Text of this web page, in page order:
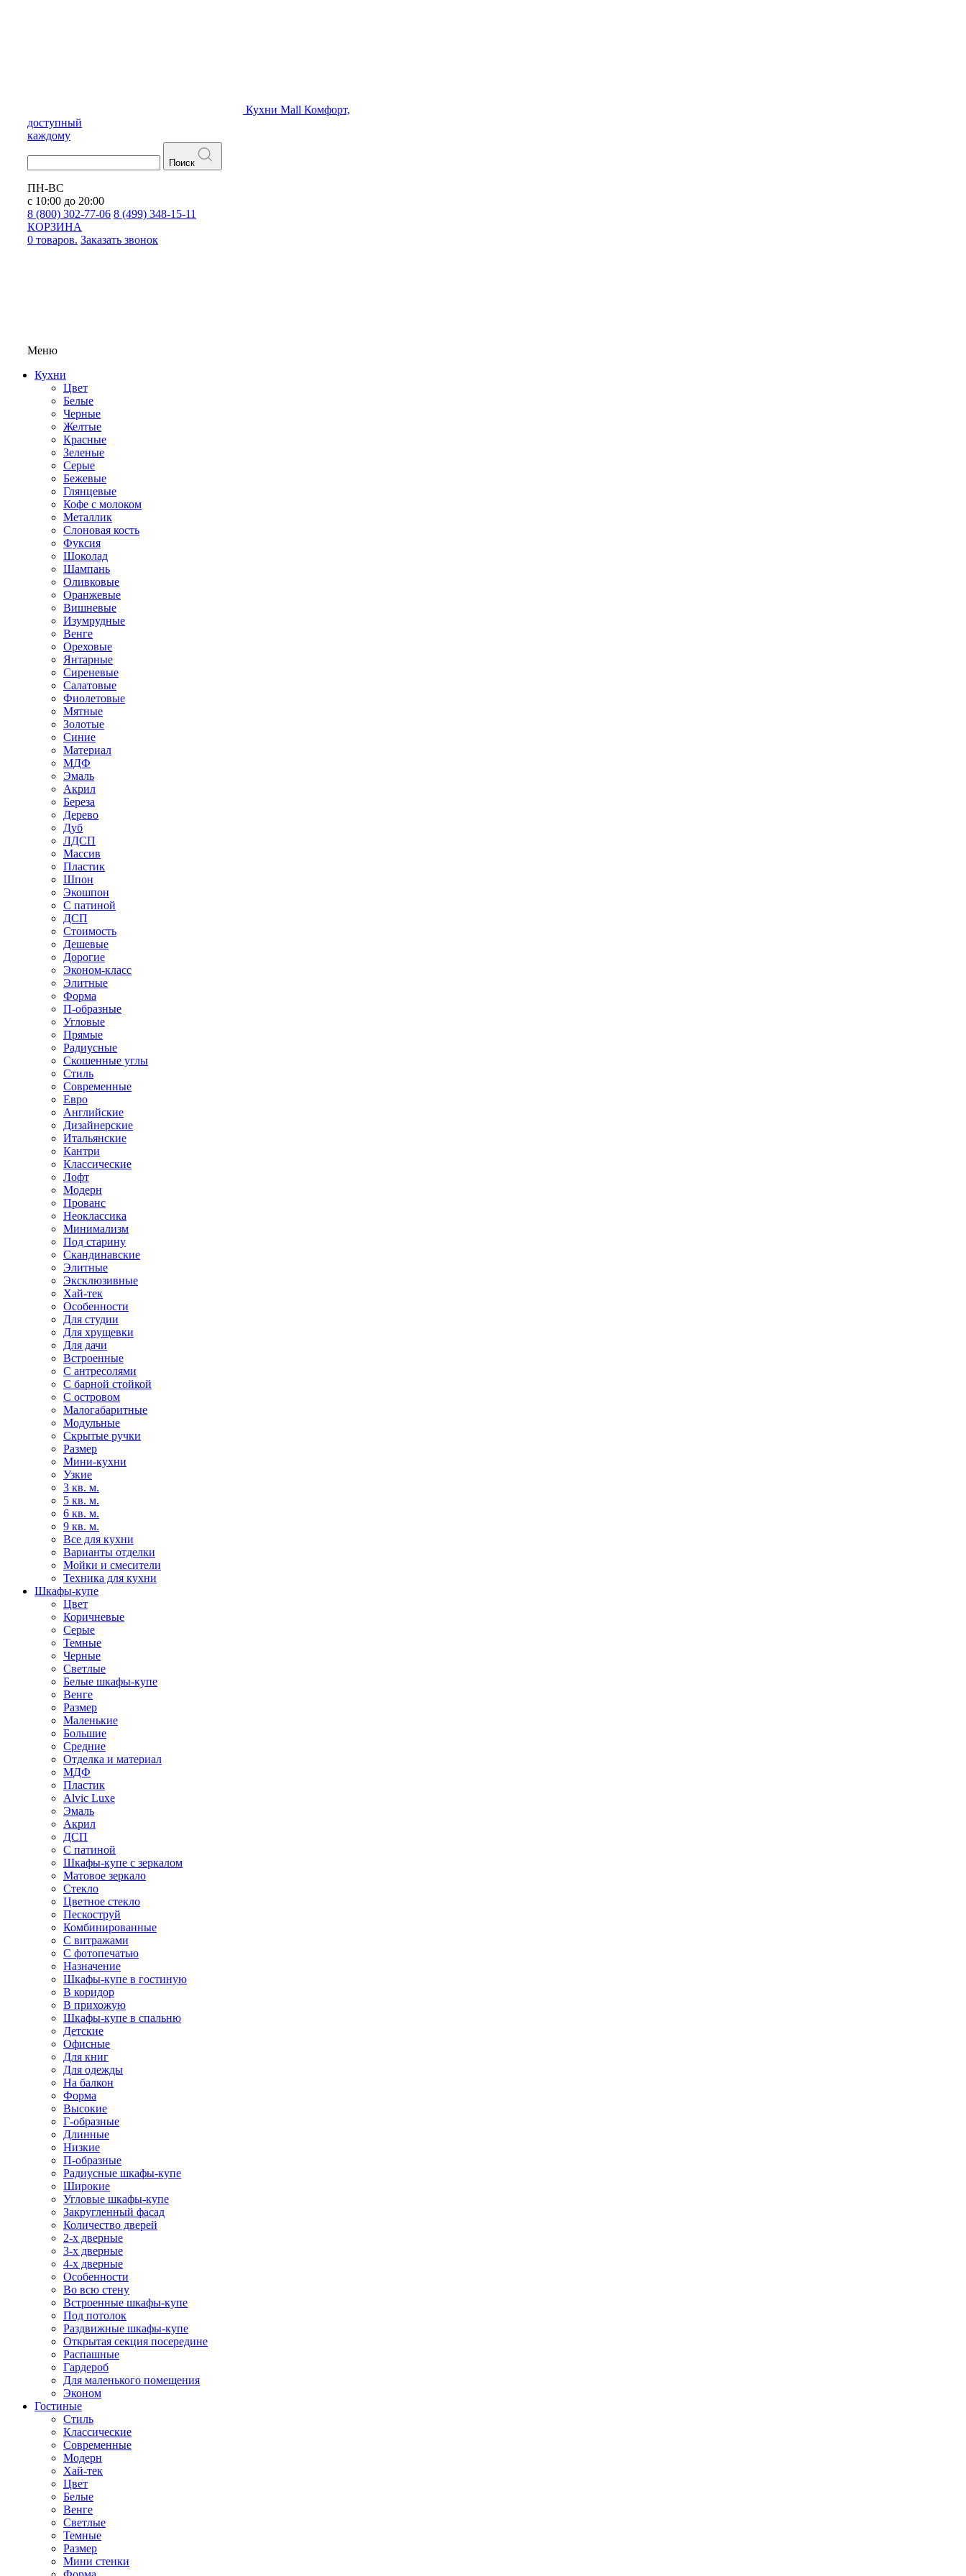
Кухни Mall Комфорт,
доступный
каждому
Поиск
ПН-ВС
с 10:00 до 20:00
8 (800) 302-77-06 8 (499) 348-15-11
КОРЗИНА
0 товаров. Заказать звонок
Меню
Кухни
Цвет
Белые
Черные
Желтые
Красные
Зеленые
Серые
Бежевые
Глянцевые
Кофе с молоком
Металлик
Слоновая кость
Фуксия
Шоколад
Шампань
Оливковые
Оранжевые
Вишневые
Изумрудные
Венге
Ореховые
Янтарные
Сиреневые
Салатовые
Фиолетовые
Мятные
Золотые
Синие
Материал
МДФ
Эмаль
Акрил
Береза
Дерево
Дуб
ЛДСП
Массив
Пластик
Шпон
Экошпон
С патиной
ДСП
Стоимость
Дешевые
Дорогие
Эконом-класс
Элитные
Форма
П-образные
Угловые
Прямые
Радиусные
Скошенные углы
Стиль
Современные
Евро
Английские
Дизайнерские
Итальянские
Кантри
Классические
Лофт
Модерн
Прованс
Неоклассика
Минимализм
Под старину
Скандинавские
Элитные
Эксклюзивные
Хай-тек
Особенности
Для студии
Для хрущевки
Для дачи
Встроенные
С антресолями
С барной стойкой
С островом
Малогабаритные
Модульные
Скрытые ручки
Размер
Мини-кухни
Узкие
3 кв. м.
5 кв. м.
6 кв. м.
9 кв. м.
Все для кухни
Варианты отделки
Мойки и смесители
Техника для кухни
Шкафы-купе
Цвет
Коричневые
Серые
Темные
Черные
Светлые
Белые шкафы-купе
Венге
Размер
Маленькие
Большие
Средние
Отделка и материал
МДФ
Пластик
Alvic Luxe
Эмаль
Акрил
ДСП
С патиной
Шкафы-купе с зеркалом
Матовое зеркало
Стекло
Цветное стекло
Пескоструй
Комбинированные
С витражами
С фотопечатью
Назначение
Шкафы-купе в гостиную
В коридор
В прихожую
Шкафы-купе в спальню
Детские
Офисные
Для книг
Для одежды
На балкон
Форма
Высокие
Г-образные
Длинные
Низкие
П-образные
Радиусные шкафы-купе
Широкие
Угловые шкафы-купе
Закругленный фасад
Количество дверей
2-х дверные
3-х дверные
4-х дверные
Особенности
Во всю стену
Встроенные шкафы-купе
Под потолок
Раздвижные шкафы-купе
Открытая секция посередине
Распашные
Гардероб
Для маленького помещения
Эконом
Гостиные
Стиль
Классические
Современные
Модерн
Хай-тек
Цвет
Белые
Венге
Светлые
Темные
Размер
Мини стенки